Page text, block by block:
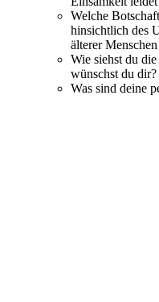
Welche
hinsichtlich des
älterer
Wie siehst du
wünschst du dir?
Was sind deine